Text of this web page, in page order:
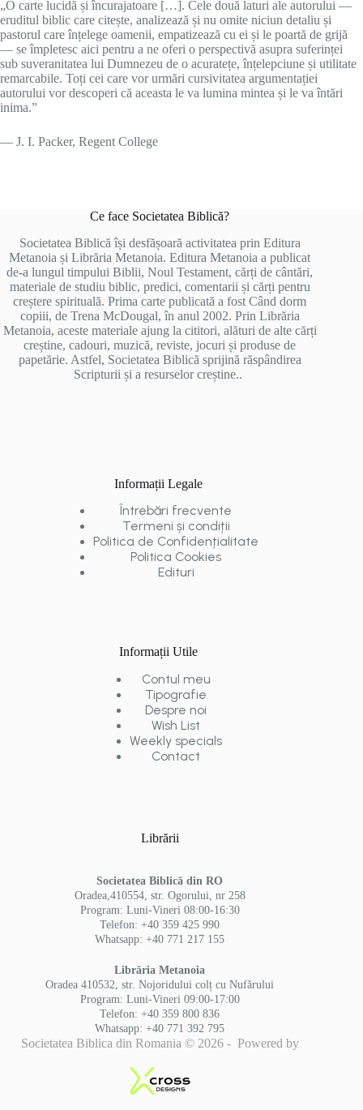
„O carte lucidă și încurajatoare […]. Cele două laturi ale autorului —
eruditul biblic care citește, analizează și nu omite niciun detaliu și
pastorul care înțelege oamenii, empatizează cu ei și le poartă de grijă
— se împletesc aici pentru a ne oferi o perspectivă asupra suferinței
sub suveranitatea lui Dumnezeu de o acuratețe, înțelepciune și utilitate
remarcabile. Toți cei care vor urmări cursivitatea argumentației
autorului vor descoperi că aceasta le va lumina mintea și le va întări
inima.”
— J. I. Packer, Regent College
Ce face Societatea Biblică?
Societatea Biblică își desfășoară activitatea prin Editura
Metanoia și Librăria Metanoia. Editura Metanoia a publicat
de-a lungul timpului Biblii, Noul Testament, cărți de cântări,
materiale de studiu biblic, predici, comentarii și cărți pentru
creștere spirituală. Prima carte publicată a fost Când dorm
copiii, de Trena McDougal, în anul 2002. Prin Librăria
Metanoia, aceste materiale ajung la cititori, alături de alte cărți
creștine, cadouri, muzică, reviste, jocuri și produse de
papetărie. Astfel, Societatea Biblică sprijină răspândirea
Scripturii și a resurselor creștine..
Informații Legale
Întrebări frecvente
Termeni și condiții
Politica de Confidențialitate
Politica Cookies
Edituri
Informații Utile
Contul meu
Tipografie
Despre noi
Wish List
Weekly specials
Contact
Librării
Societatea Biblică din RO
Oradea,410554, str. Ogorului, nr 258
Program: Luni-Vineri 08:00-16:30
Telefon: +40 359 425 990
Whatsapp: +40 771 217 155
Librăria Metanoia
Oradea 410532, str. Nojoridului colț cu Nufărului
Program: Luni-Vineri 09:00-17:00
Telefon: +40 359 800 836
Whatsapp: +40 771 392 795
Societatea Biblica din Romania © 2026 - Powered by